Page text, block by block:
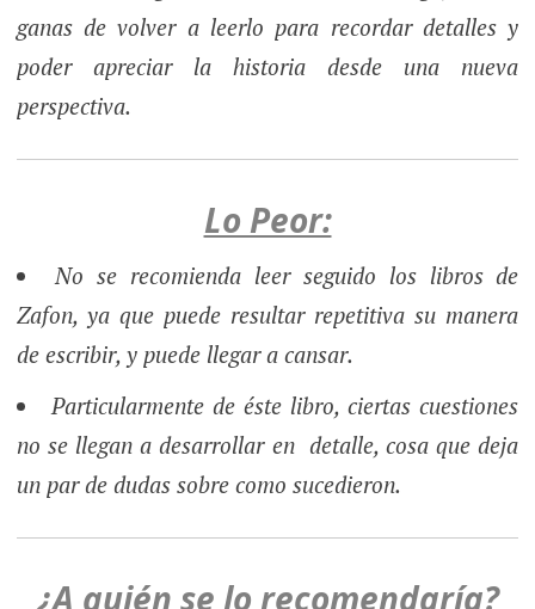
ganas de volver a leerlo para recordar detalles y
poder apreciar la historia desde una nueva
perspectiva.
Lo Peor:
No se recomienda leer seguido los libros de
Zafon, ya que puede resultar repetitiva su manera
de escribir, y puede llegar a cansar.
Particularmente de éste libro, ciertas cuestiones
no se llegan a desarrollar en detalle, cosa que deja
un par de dudas sobre como sucedieron.
¿A quién se lo recomendaría?